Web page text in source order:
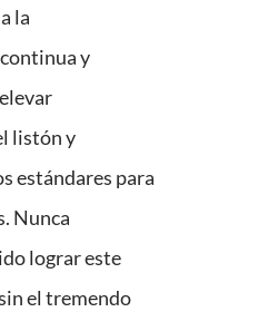
la
y
listón y
estándares para
Nunca
lograr este
el tremendo